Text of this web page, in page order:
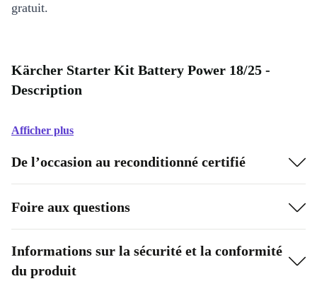
gratuit.
Kärcher Starter Kit Battery Power 18/25 -
Description
Afficher plus
De l’occasion au reconditionné certifié
Foire aux questions
Informations sur la sécurité et la conformité
du produit